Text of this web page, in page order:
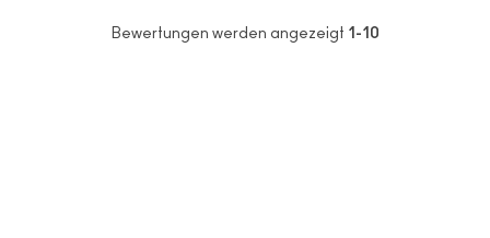
Bewertungen werden angezeigt 1-10